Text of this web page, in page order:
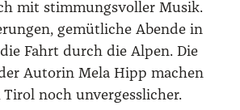
mit stim­mungs­vol­ler Musik.
gemüt­li­che Aben­de in
Fahrt durch die Alpen. Die
Autorin Mela Hipp machen
Tirol noch unver­gess­li­cher.